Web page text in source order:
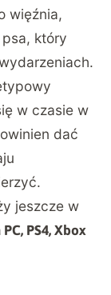
więźnia,
który
w czasie w
dać
jeszcze w
PS4, Xbox